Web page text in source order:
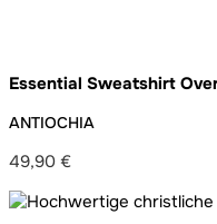
Essential Sweatshirt
ANTIOCHIA
49,90 €